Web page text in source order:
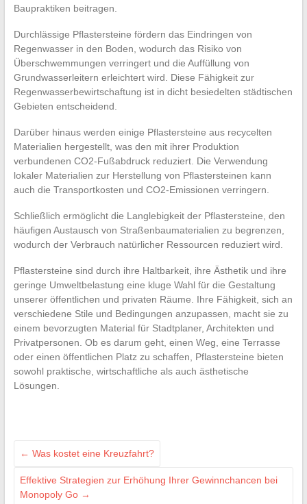
Baupraktiken beitragen.
Durchlässige Pflastersteine fördern das Eindringen von
Regenwasser in den Boden, wodurch das Risiko von
Überschwemmungen verringert und die Auffüllung von
Grundwasserleitern erleichtert wird. Diese Fähigkeit zur
Regenwasserbewirtschaftung ist in dicht besiedelten städtischen
Gebieten entscheidend.
Darüber hinaus werden einige Pflastersteine aus recycelten
Materialien hergestellt, was den mit ihrer Produktion
verbundenen CO2-Fußabdruck reduziert. Die Verwendung
lokaler Materialien zur Herstellung von Pflastersteinen kann
auch die Transportkosten und CO2-Emissionen verringern.
Schließlich ermöglicht die Langlebigkeit der Pflastersteine, den
häufigen Austausch von Straßenbaumaterialien zu begrenzen,
wodurch der Verbrauch natürlicher Ressourcen reduziert wird.
Pflastersteine sind durch ihre Haltbarkeit, ihre Ästhetik und ihre
geringe Umweltbelastung eine kluge Wahl für die Gestaltung
unserer öffentlichen und privaten Räume. Ihre Fähigkeit, sich an
verschiedene Stile und Bedingungen anzupassen, macht sie zu
einem bevorzugten Material für Stadtplaner, Architekten und
Privatpersonen. Ob es darum geht, einen Weg, eine Terrasse
oder einen öffentlichen Platz zu schaffen, Pflastersteine bieten
sowohl praktische, wirtschaftliche als auch ästhetische
Lösungen.
← Was kostet eine Kreuzfahrt?
Effektive Strategien zur Erhöhung Ihrer Gewinnchancen bei
Monopoly Go →